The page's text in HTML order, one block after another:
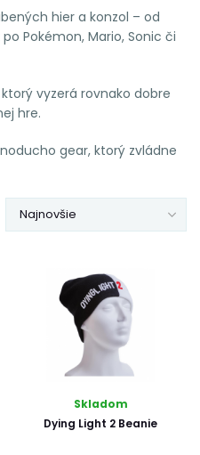
hier a konzol – od
Pokémon, Mario, Sonic či
vyzerá rovnako dobre
hre.
gear, ktorý zvládne
Najnovšie
Skladom
Dying Light 2 Beanie